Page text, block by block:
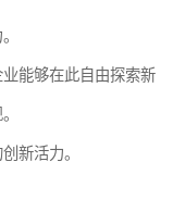
能够在此自由探索新
新活力。